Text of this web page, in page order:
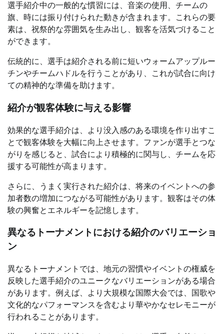
選手紹介中の一般的な慣習には、音楽の使用、チームの
旗、時には振り付けられた動きが含まれます。これらの要
素は、祝祭的な雰囲気を生み出し、観客を活気づけること
ができます。
伝統的に、選手は紹介される前に短いウォームアップルー
チンやチームハドルを行うことがあり、これが試合に向け
ての精神的な準備を助けます。
紹介が観客体験に与える影響
効果的な選手紹介は、より没入感のある環境を作り出すこ
とで観客体験を大幅に向上させます。ファンが選手とつな
がりを感じると、試合により積極的に関与し、チームを応
援する可能性が高まります。
さらに、うまく実行された紹介は、将来のイベントへの参
加者数の増加につながる可能性があります。観客はその体
験の興奮とエネルギーを記憶します。
異なるトーナメントにおける紹介のバリエーショ
ン
異なるトーナメントでは、地元の習慣やイベントの権威を
反映した選手紹介のユニークなバリエーションがある場合
があります。例えば、より大規模な国際大会では、国歌や
文化的なパフォーマンスを含むより華やかなセレモニーが
行われることがあります。